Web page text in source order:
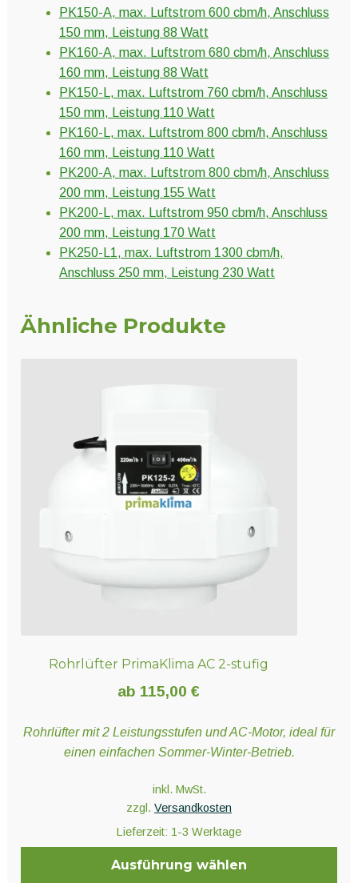
PK150-A, max. Luftstrom 600 cbm/h, Anschluss
150 mm, Leistung 88 Watt
PK160-A, max. Luftstrom 680 cbm/h, Anschluss
160 mm, Leistung 88 Watt
PK150-L, max. Luftstrom 760 cbm/h, Anschluss
150 mm, Leistung 110 Watt
PK160-L, max. Luftstrom 800 cbm/h, Anschluss
160 mm, Leistung 110 Watt
PK200-A, max. Luftstrom 800 cbm/h, Anschluss
200 mm, Leistung 155 Watt
PK200-L, max. Luftstrom 950 cbm/h, Anschluss
200 mm, Leistung 170 Watt
PK250-L1, max. Luftstrom 1300 cbm/h,
Anschluss 250 mm, Leistung 230 Watt
Ähnliche Produkte
Rohrlüfter PrimaKlima AC 2-stufig
ab 115,00€
Rohrlüfter mit 2 Leistungsstufen und AC-Motor, ideal für
einen einfachen Sommer-Winter-Betrieb.
inkl. MwSt.
zzgl. Versandkosten
Lieferzeit: 1-3 Werktage
Ausführung wählen